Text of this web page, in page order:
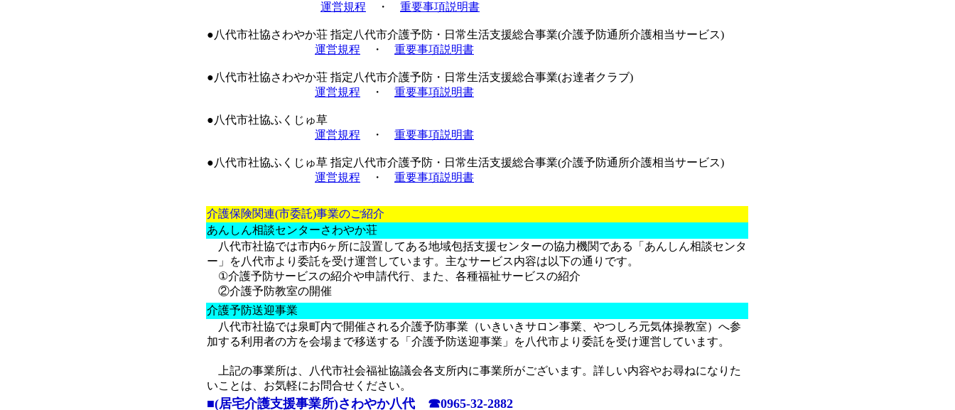
運営規程 ・ 重要事項説明書
●八代市社協さわやか荘 指定八代市介護予防・日常生活支援総合事業(介護予防通所介護相当サービス)
運営規程 ・ 重要事項説明書
●八代市社協さわやか荘 指定八代市介護予防・日常生活支援総合事業(お達者クラブ)
運営規程 ・ 重要事項説明書
●八代市社協ふくじゅ草
運営規程 ・ 重要事項説明書
●八代市社協ふくじゅ草 指定八代市介護予防・日常生活支援総合事業(介護予防通所介護相当サービス)
運営規程 ・ 重要事項説明書
介護保険関連(市委託)事業のご紹介
あんしん相談センターさわやか荘
八代市社協では市内6ヶ所に設置してある地域包括支援センターの協力機関である「あんしん相談センタ
ー」を八代市より委託を受け運営しています。主なサービス内容は以下の通りです。
①介護予防サービスの紹介や申請代行、また、各種福祉サービスの紹介
②介護予防教室の開催
介護予防送迎事業
八代市社協では泉町内で開催される介護予防事業（いきいきサロン事業、やつしろ元気体操教室）へ参
加する利用者の方を会場まで移送する「介護予防送迎事業」を八代市より委託を受け運営しています。
上記の事業所は、八代市社会福祉協議会各支所内に事業所がございます。詳しい内容やお尋ねになりた
いことは、お気軽にお問合せください。
■(居宅介護支援事業所)さわやか八代 ☎0965-32-2882